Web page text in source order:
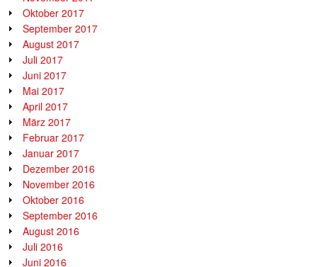
Oktober 2017
September 2017
August 2017
Juli 2017
Juni 2017
Mai 2017
April 2017
März 2017
Februar 2017
Januar 2017
Dezember 2016
November 2016
Oktober 2016
September 2016
August 2016
Juli 2016
Juni 2016